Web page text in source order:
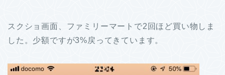
スクショ画面、ファミリーマートで2回ほど買い物しま
した。少額ですが3%戻ってきています。